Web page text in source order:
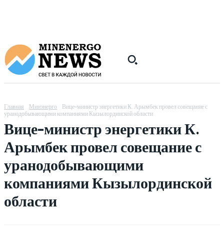
Главная Минэнерго
Вице-министр энергетики К. Арымбек провел совещание с
уранодобывающими компаниями Кызылординской области
Вице-министр энергетики К.
Арымбек провел совещание с
уранодобывающими
компаниями Кызылординской
области